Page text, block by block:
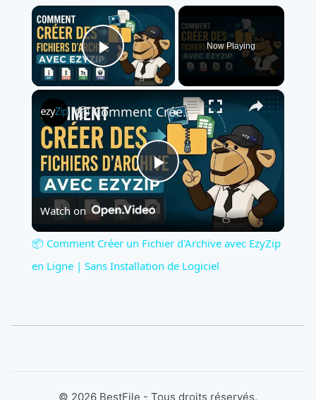
×
Play Video
Now Playing
×
Play
Video
📦 Comment Créer un Fichier d'Archive avec EzyZip en Ligne | Sans Installation de Logiciel
Watch on
📦 Comment Créer un Fichier d'Archive avec EzyZip
en Ligne | Sans Installation de Logiciel
© 2026 BestFile - Tous droits réservés.